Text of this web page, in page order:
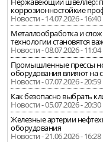
коррозионностойкие
Новости - 14.07.2026 - 16:40
Металлообработка и
технологии становятся
Новости - 08.07.2026 - 11:04
Промышленные прессы
оборудования влияют на
Новости - 07.07.2026 - 20:59
Как безопасно выбрать
Новости - 05.07.2026 - 20:30
Железные артерии
оборудования
Новости - 21.06.2026 - 16:28